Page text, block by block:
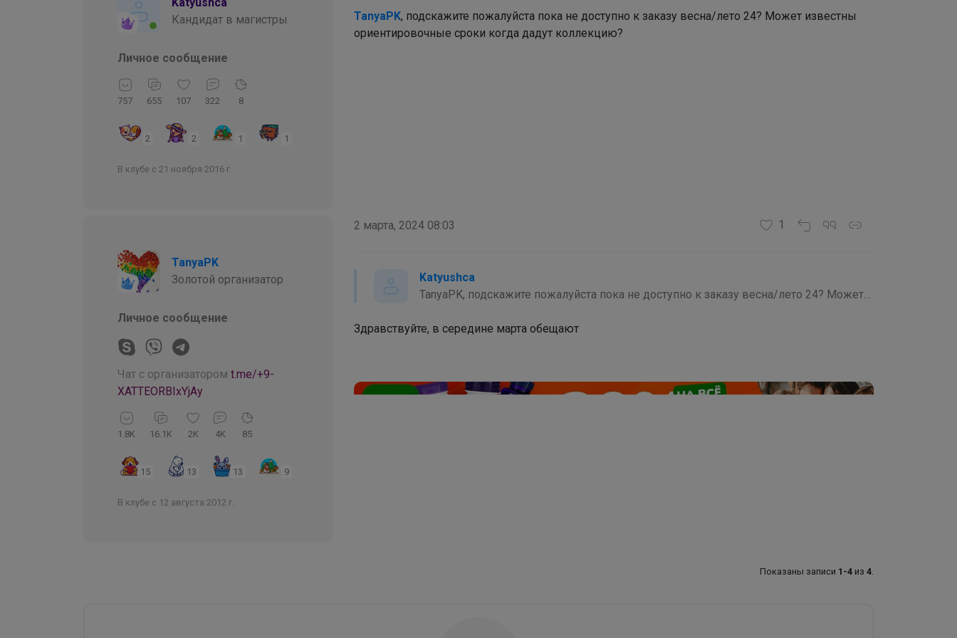
Кандидат в магистры
Личное сообщение
757 655 107 322 8
2 2 1 1
В клубе с 21 ноября 2016 г.
TanyaPK, подскажите пожалуйста пока не доступно к заказу весна/лето 24? Может известны
ориентировочные сроки когда дадут коллекцию?
TanyaPK
Золотой организатор
Личное сообщение
Чат с организатором t.me/+9-
XATTEORBIxYjAy
1.8K 16.1K 2K 4K 85
15 13 13 9
В клубе с 12 августа 2012 г.
2 марта, 2024 08:03 1
Katyushca
TanyaPK, подскажите пожалуйста пока не доступно к заказу весна/лето 24? Может
Здравствуйте, в середине марта обещают
Показаны записи 1-4 из 4.
В школу с радостью! всё в наличии
Красотка